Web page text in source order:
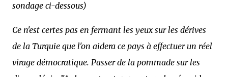
sondage ci-dessous)
Ce n'est certes pas en fermant les yeux sur les dérives
de la Turquie que l'on aidera ce pays à effectuer un réel
virage démocratique. Passer de la pommade sur les